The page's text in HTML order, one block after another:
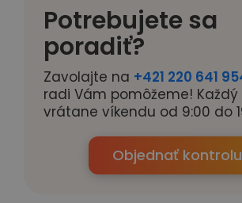
Potrebujete sa
poradiť?
Zavolajte na +421 220 641
radi Vám pomôžeme! Každý
vrátane víkendu od 9:00 do
Objednať kontrolu